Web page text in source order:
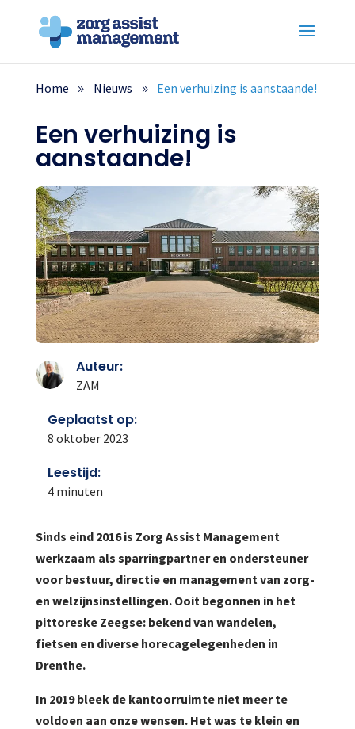
Home Nieuws Een verhuizing is aanstaande!
Een verhuizing is
aanstaande!
Auteur:
ZAM
Geplaatst op:
8 oktober 2023
Leestijd:
4 minuten
Sinds eind 2016 is Zorg Assist Management
werkzaam als sparringpartner en ondersteuner
voor bestuur, directie en management van zorg-
en welzijnsinstellingen. Ooit begonnen in het
pittoreske Zeegse: bekend van wandelen,
fietsen en diverse horecagelegenheden in
Drenthe.
In 2019 bleek de kantoorruimte niet meer te
voldoen aan onze wensen. Het was te klein en